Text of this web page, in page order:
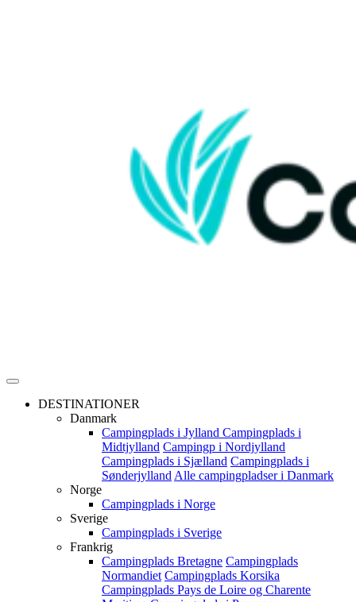
DESTINATIONER
Danmark
Campingplads i Jylland Campingplads i
Midtjylland Campingp i Nordjylland
Campingplads i Sjælland Campingplads i
Sønderjylland Alle campingpladser i Danmark
Norge
Campingplads i Norge
Sverige
Campingplads i Sverige
Frankrig
Campingplads Bretagne Campingplads
Normandiet Campingplads Korsika
Campingplads Pays de Loire og Charente